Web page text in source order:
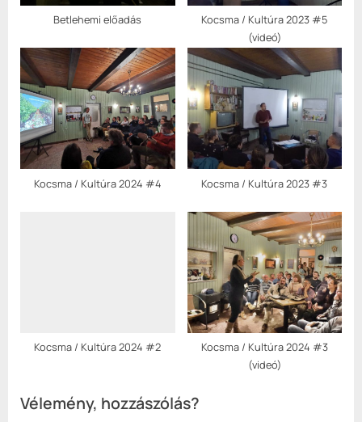
Betlehemi előadás
Kocsma / Kultúra 2023 #5
(videó)
Kocsma / Kultúra 2024 #4 Kocsma / Kultúra 2023 #3
Kocsma / Kultúra 2024 #2
Kocsma / Kultúra 2024 #3
(videó)
Vélemény, hozzászólás?